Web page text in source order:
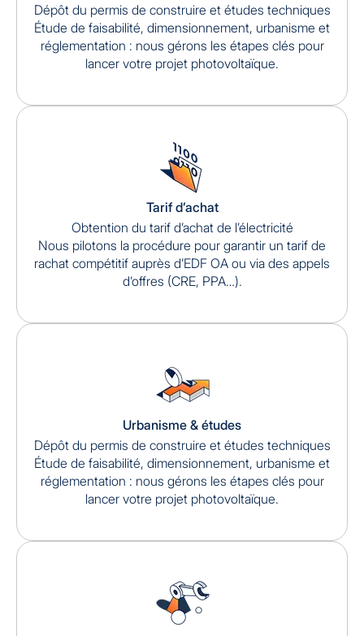
Dépôt du permis de construire et études techniques
Étude de faisabilité, dimensionnement, urbanisme et
réglementation : nous gérons les étapes clés pour
lancer votre projet photovoltaïque.
Tarif d’achat
Obtention du tarif d’achat de l’électricité
Nous pilotons la procédure pour garantir un tarif de
rachat compétitif auprès d’EDF OA ou via des appels
d’offres (CRE, PPA…).
Urbanisme & études
Dépôt du permis de construire et études techniques
Étude de faisabilité, dimensionnement, urbanisme et
réglementation : nous gérons les étapes clés pour
lancer votre projet photovoltaïque.